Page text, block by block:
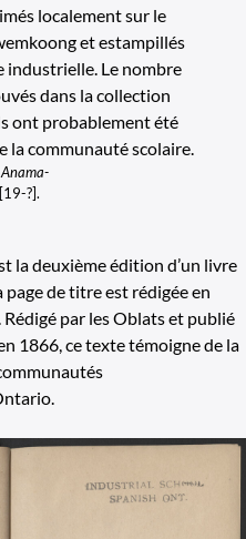
localement sur le
et estampillés
industrielle. Le nombre
dans la collection
ont probablement été
la communauté scolaire.
?].
la deuxième édition d’un livre
de titre est rédigée en
par les Oblats et publié
1866, ce texte témoigne de la